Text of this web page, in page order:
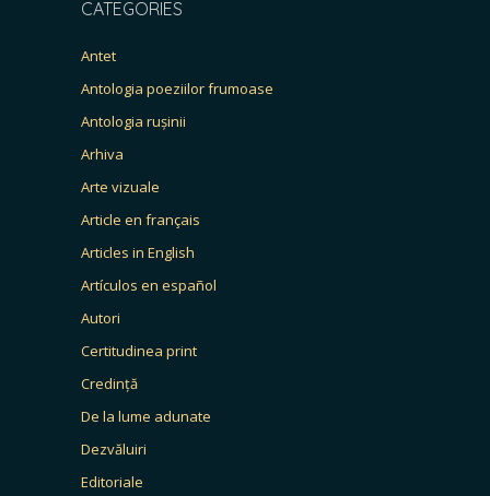
CATEGORIES
Antet
Antologia poeziilor frumoase
Antologia rușinii
Arhiva
Arte vizuale
Article en français
Articles in English
Artículos en español
Autori
Certitudinea print
Credință
De la lume adunate
Dezvăluiri
Editoriale